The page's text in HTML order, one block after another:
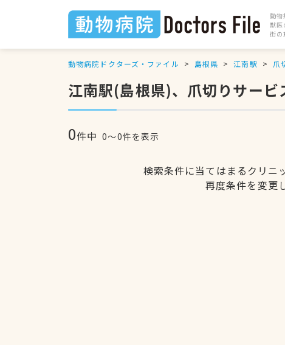
動物
獣
街
動物病院ドクターズ・ファイル 島根県 江南駅 爪
江南駅(島根県)、爪切りサー
0件中 0〜0件を表示
検索条件に当てはまるクリニ
再度条件を変更